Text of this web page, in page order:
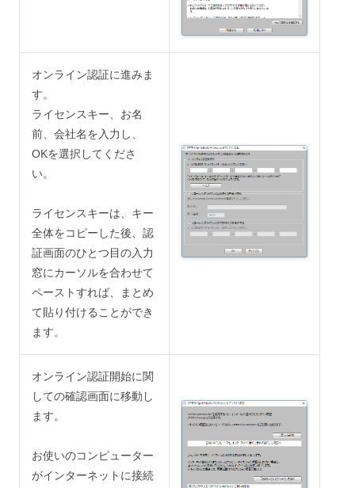
オンライン認証に進みま
す。
ライセンスキー、お名
前、会社名を入力し、
OKを選択してくださ
い。
ライセンスキーは、キー
全体をコピーした後、認
証画面のひとつ目の入力
窓にカーソルを合わせて
ペーストすれば、まとめ
て貼り付けることができ
ます。
オンライン認証開始に関
しての確認画面に移動し
ます。
お使いのコンピューター
がインターネットに接続